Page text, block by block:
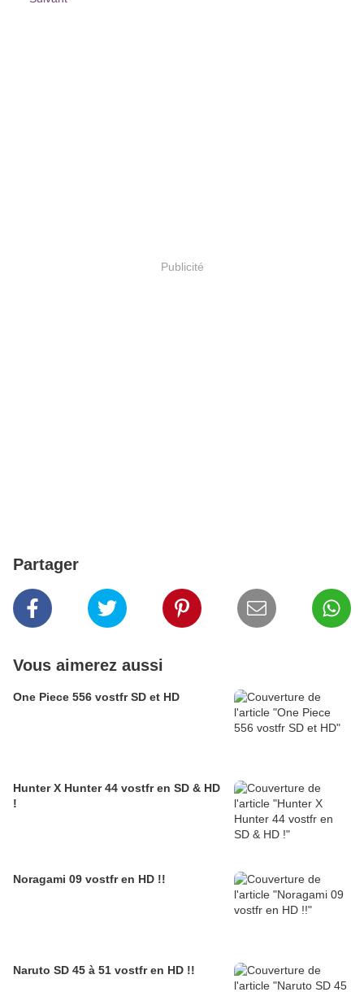
Publicité
Partager
Vous aimerez aussi
One Piece 556 vostfr SD et HD
Hunter X Hunter 44 vostfr en SD & HD
!
Noragami 09 vostfr en HD !!
Naruto SD 45 à 51 vostfr en HD !!